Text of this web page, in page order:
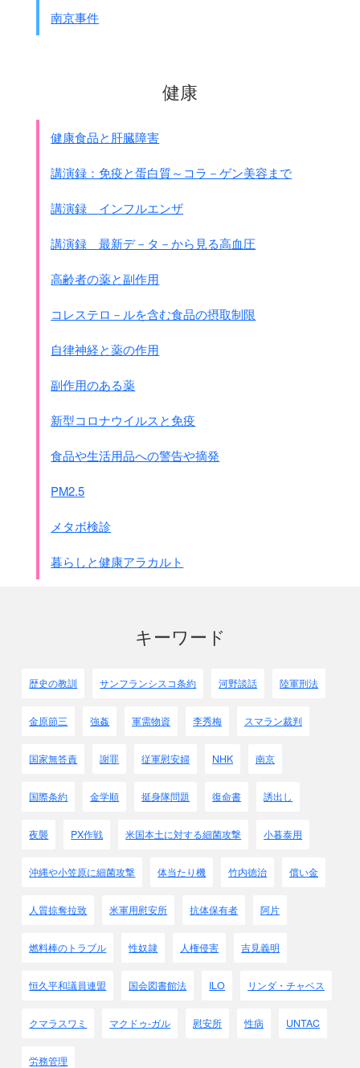
南京事件
健康
健康食品と肝臓障害
講演録：免疫と蛋白質～コラ－ゲン美容まで
講演録 インフルエンザ
講演録 最新デ－タ－から見る高血圧
高齢者の薬と副作用
コレステロ－ルを含む食品の摂取制限
自律神経と薬の作用
副作用のある薬
新型コロナウイルスと免疫
食品や生活用品への警告や摘発
PM2.5
メタボ検診
暮らしと健康アラカルト
キーワード
歴史の教訓 サンフランシスコ条約 河野談話 陸軍刑法
金原節三 強姦 軍需物資 李秀梅 スマラン裁判
国家無答責 謝罪 従軍慰安婦 NHK 南京
国際条約 金学順 挺身隊問題 復命書 誘出し
夜襲 PX作戦 米国本土に対する細菌攻撃 小暮泰用
沖縄や小笠原に細菌攻撃 体当たり機 竹内徳治 償い金
人質掠奪拉致 米軍用慰安所 抗体保有者 阿片
燃料棒のトラブル 性奴隷 人権侵害 吉見義明
恒久平和議員連盟 国会図書館法 ILO リンダ・チャベス
クマラスワミ マクドゥ-ガル 慰安所 性病 UNTAC
労務管理